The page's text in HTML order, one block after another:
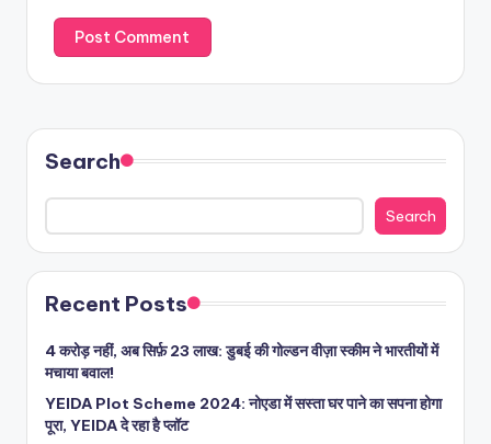
Search
Search
Recent Posts
4 करोड़ नहीं, अब सिर्फ़ 23 लाख: डुबई की गोल्डन वीज़ा स्कीम ने भारतीयों में
मचाया बवाल!
YEIDA Plot Scheme 2024: नोएडा में सस्ता घर पाने का सपना होगा
पूरा, YEIDA दे रहा है प्लॉट